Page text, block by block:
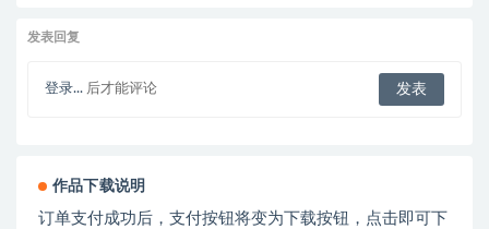
发表回复
登录... 后才能评论
作品下载说明
订单支付成功后，支付按钮将变为下载按钮，点击即可下